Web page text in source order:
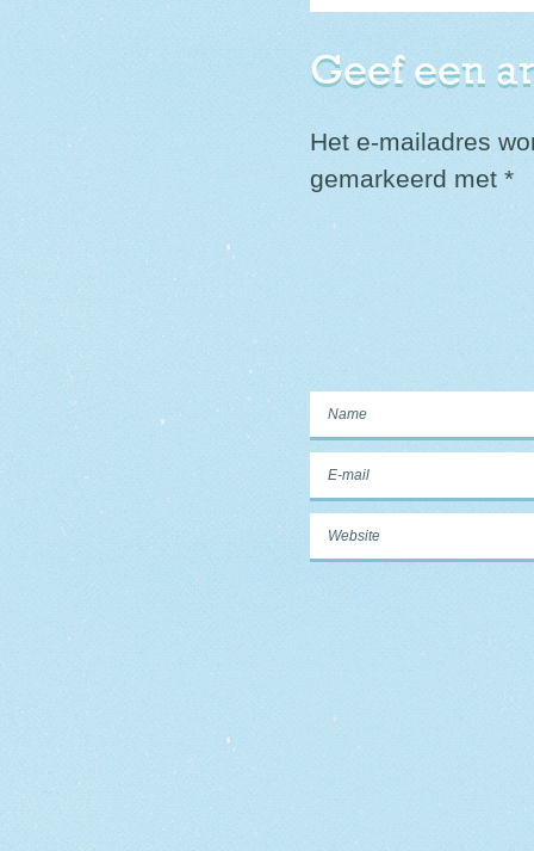
Geef een
Het e-mailadres
gemarkeerd met *